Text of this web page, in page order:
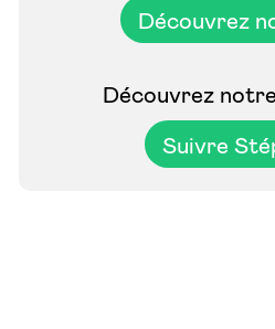
Découvrez
Découvrez
Suivre